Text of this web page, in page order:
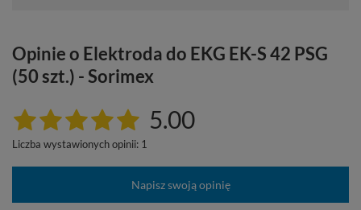
Opinie o Elektroda do EKG EK-S 42 PSG
(50 szt.) - Sorimex
5.00
Liczba wystawionych opinii: 1
Napisz swoją opinię